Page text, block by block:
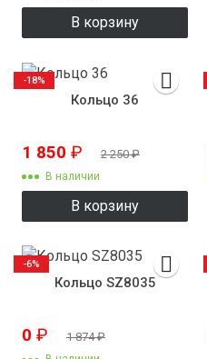
В корзину
Кольцо 36
1 850 ₽ 2 250₽
В наличии
В корзину
-18%
Кольцо SZ8035
0 ₽ 1 874₽
-6%